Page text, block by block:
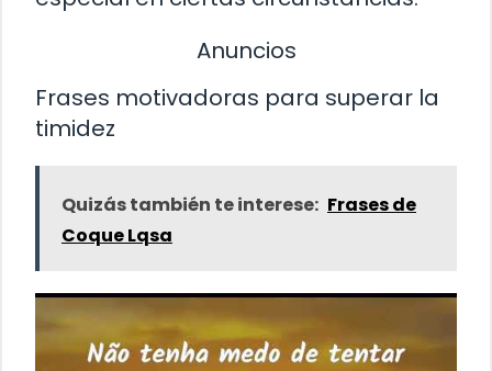
Anuncios
Frases motivadoras para superar la
timidez
Quizás también te interese: Frases de
Coque Lqsa